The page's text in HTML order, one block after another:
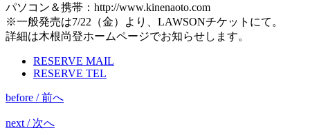
パソコン＆携帯：http://www.kinenaoto.com
※一般発売は7/22（金）より、LAWSONチケットにて。
詳細は木根尚登ホームページでお知らせします。
RESERVE MAIL
RESERVE TEL
before / 前へ
next / 次へ